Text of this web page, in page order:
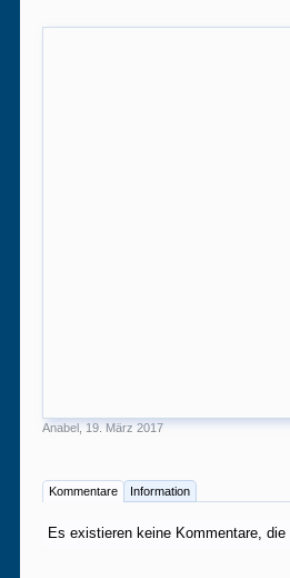
Anabel 19. März 2017
Kommentare Information
Es existieren keine Kommentare,